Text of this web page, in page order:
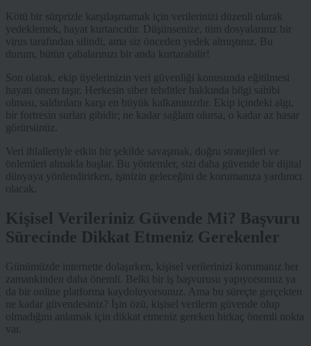
Kötü bir sürprizle karşılaşmamak için verilerinizi düzenli olarak
yedeklemek, hayat kurtarıcıdır. Düşünsenize, tüm dosyalarınız bir
virus tarafından silindi, ama siz önceden yedek almıştınız. Bu
durum, bütün çabalarınızı bir anda kurtarabilir!
Son olarak, ekip üyelerinizin veri güvenliği konusunda eğitilmesi
hayati önem taşır. Herkesin siber tehditler hakkında bilgi sahibi
olması, saldırılara karşı en büyük kalkanınızdır. Ekip içindeki algı,
bir fortresin surları gibidir; ne kadar sağlam olursa, o kadar az hasar
görürsünüz.
Veri ihlalleriyle etkin bir şekilde savaşmak, doğru stratejileri ve
önlemleri almakla başlar. Bu yöntemler, sizi daha güvende bir dijital
dünyaya yönlendirirken, işinizin geleceğini de korumanıza yardımcı
olacak.
Kişisel Verileriniz Güvende Mi? Başvuru
Sürecinde Dikkat Etmeniz Gerekenler
Günümüzde internette dolaşırken, kişisel verilerinizi korumanız her
zamankinden daha önemli. Belki bir iş başvurusu yapıyorsunuz ya
da bir online platforma kaydoluyorsunuz. Ama bu süreçte gerçekten
ne kadar güvendesiniz? İşin özü, kişisel verilerin güvende olup
olmadığını anlamak için dikkat etmeniz gereken birkaç önemli nokta
var.